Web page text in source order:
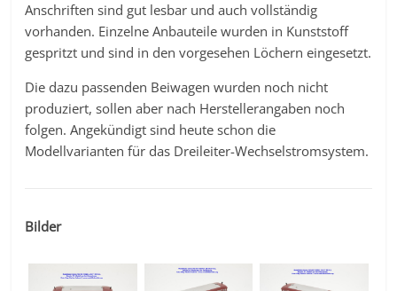
Anschriften sind gut lesbar und auch vollständig
vorhanden. Einzelne Anbauteile wurden in Kunststoff
gespritzt und sind in den vorgesehen Löchern eingesetzt.
Die dazu passenden Beiwagen wurden noch nicht
produziert, sollen aber nach Herstellerangaben noch
folgen. Angekündigt sind heute schon die
Modellvarianten für das Dreileiter-Wechselstromsystem.
Bilder